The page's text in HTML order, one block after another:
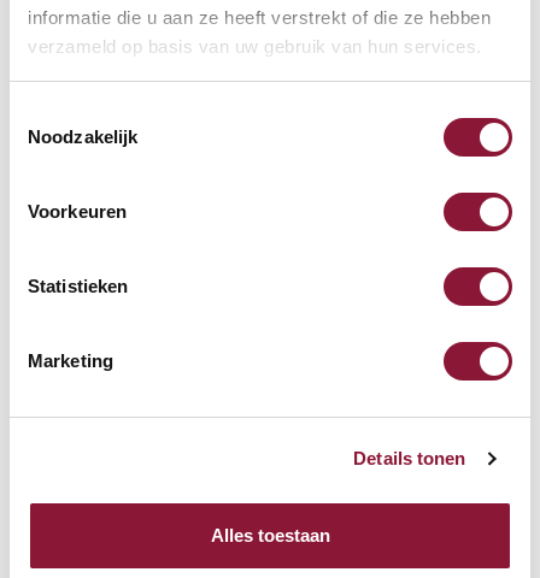
informatie die u aan ze heeft verstrekt of die ze hebben
verzameld op basis van uw gebruik van hun services.
Noodzakelijk
Voorkeuren
Statistieken
Marketing
Details tonen
Alles toestaan
Häufig zusammen gekauft mit
SRM Evolution vertikale
Maus rechtshändig kabellos